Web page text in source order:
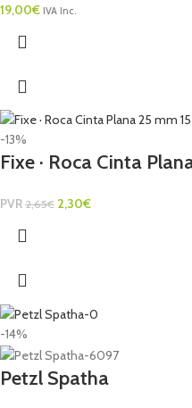
19,00€ IVA Inc.
-13%
Fixe · Roca Cinta
PVR 2,65€ 2,30€
-14%
Petzl Spatha